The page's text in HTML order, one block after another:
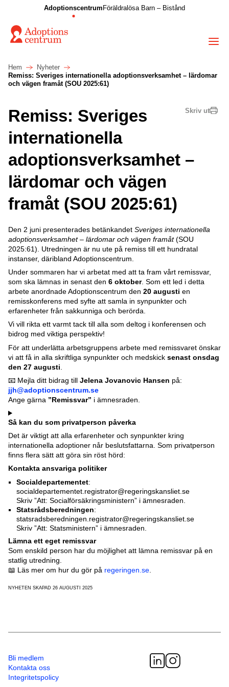
Adoptionscentrum Föräldralösa Barn – Bistånd
Hem
Nyheter
Remiss: Sveriges internationella adoptionsverksamhet – lärdomar
och vägen framåt (SOU 2025:61)
Skriv ut
Remiss: Sveriges
internationella
adoptionsverksamhet –
lärdomar och vägen
framåt (SOU 2025:61)
Den 2 juni presenterades betänkandet Sveriges internationella
adoptionsverksamhet – lärdomar och vägen framåt(SOU
2025:61). Utredningen är nu ute på remiss till ett hundratal
instanser, däribland Adoptionscentrum.
Under sommaren har vi arbetat med att ta fram vårt remissvar,
som ska lämnas in senast den 6 oktober. Som ett led i detta
arbete anordnade Adoptionscentrum den 20 augusti en
remisskonferens med syfte att samla in synpunkter och
erfarenheter från sakkunniga och berörda.
Vi vill rikta ett varmt tack till alla som deltog i konferensen och
bidrog med viktiga perspektiv!
För att underlätta arbetsgruppens arbete med remissvaret önskar
vi att få in alla skriftliga synpunkter och medskick senast onsdag
den 27 augusti
📧 Mejla ditt bidrag till Jelena Jovanovic Hansen på:
jjh@adoptionscentrum.se
Ange gärna ”Remissvar” i ämnesraden.
Så kan du som privatperson påverka
Det är viktigt att alla erfarenheter och synpunkter kring
internationella adoptioner når beslutsfattarna. Som privatperson
finns flera sätt att göra sin röst hörd:
Kontakta ansvariga politiker
Socialdepartementet:
socialdepartementet.registrator@regeringskansliet.se
Skriv ”Att: Socialförsäkringsministern” i ämnesraden.
Statsrådsberedningen:
statsradsberedningen.registrator@regeringskansliet.se
Skriv ”Att: Statsministern” i ämnesraden.
Lämna ett eget remissvar
Som enskild person har du möjlighet att lämna remissvar på en
statlig utredning.
📖 Läs mer om hur du gör på regeringen.se
NYHETEN SKAPAD 26 AUGUSTI 2025
Bli medlem
Kontakta oss
Integritetspolicy